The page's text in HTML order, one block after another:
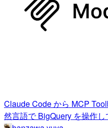
Claude Code から MCP
然言語で BigQuery を操作し